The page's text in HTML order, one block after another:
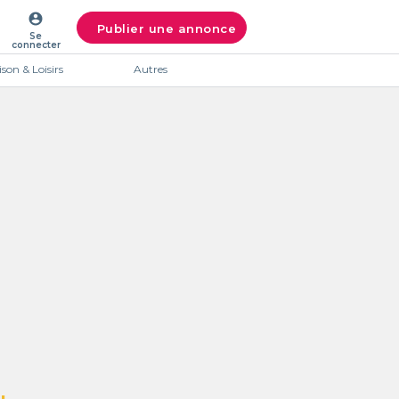
account_circle
Se
connecter
Publier une annonce
& Loisirs Autres